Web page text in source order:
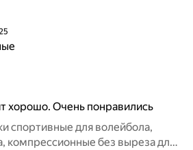
хорошо. Очень понравились
спортивные для волейбола,
компрессионные без выреза для